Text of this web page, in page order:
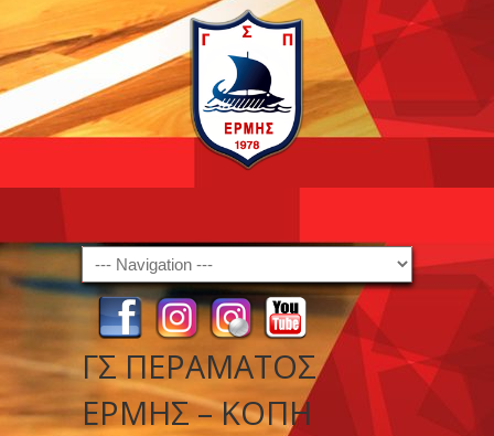
Navigation
ΓΣ ΠΕΡΑΜΑΤΟΣ
ΕΡΜΗΣ – ΚΟΠΗ